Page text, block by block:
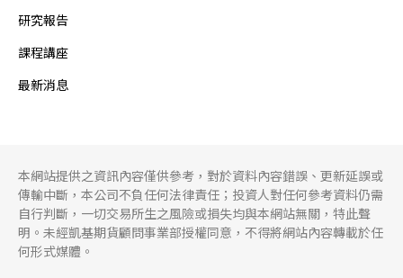
研究報告
課程講座
最新消息
本網站提供之資訊內容僅供參考，對於資料內容錯誤、更新延誤或
傳輸中斷，本公司不負任何法律責任；投資人對任何參考資料仍需
自行判斷，一切交易所生之風險或損失均與本網站無關，特此聲
明。未經凱基期貨顧問事業部授權同意，不得將網站內容轉載於任
何形式媒體。